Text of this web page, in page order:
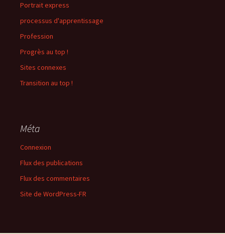
Portrait express
processus d'apprentissage
Profession
Progrès au top !
Sites connexes
Transition au top !
Méta
Connexion
Flux des publications
Flux des commentaires
Site de WordPress-FR